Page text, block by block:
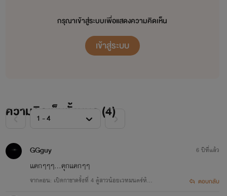
กรุณาเข้าสู่ระบบเพื่อแสดงความคิดเห็น
เข้าสู่ระบบ
ความคิดเห็นทั้งหมด (4)
GGguy
แคกๆๆๆ...คุกแคกๆๆ
จากตอน: เปิดกาชาครั้งที่ 4 ตู้สาวน้อยเวทมนตร์ห้อง
6 ปีที่แล้ว
ตอบกลับ